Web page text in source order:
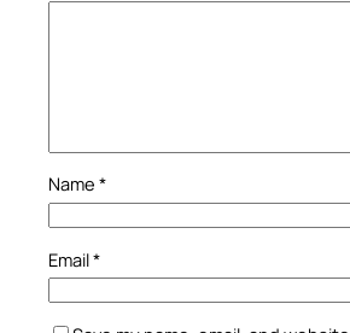
Name *
Email*